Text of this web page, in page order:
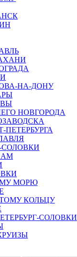
НА-ДОНУ
НОВГОРОДА
ПЕТЕРБУРГА
МОРЮ
КОЛЬЦУ
СОЛОВКИ